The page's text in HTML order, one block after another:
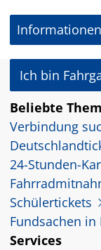
In welcher
Beliebte
Verbindung
24-Stunden-
Schülertickets
Fundsachen
Services